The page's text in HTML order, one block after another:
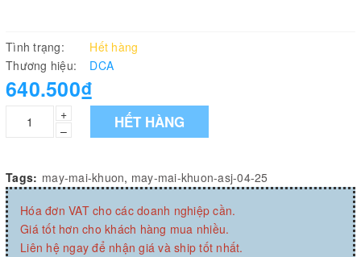
Tình trạng:
Hết hàng
Thương hiệu:
DCA
640.500₫
+
–
HẾT HÀNG
Tags: may-mai-khuon, may-mai-khuon-asj-04-25
Hóa đơn VAT cho các doanh nghiệp cần.
Giá tốt hơn cho khách hàng mua nhiều.
Liên hệ ngay để nhận giá và ship tốt nhất.